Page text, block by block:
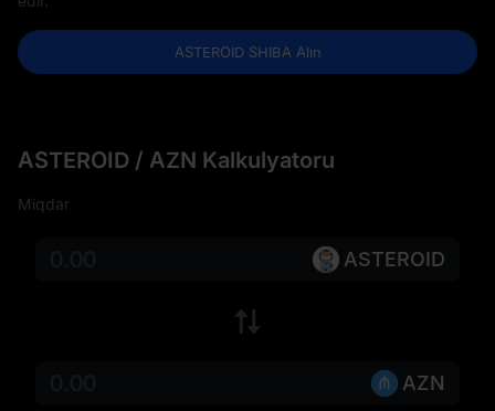
ASTEROID SHIBA Alın
ASTEROID / AZN Kalkulyatoru
Miqdar
ASTEROID
AZN